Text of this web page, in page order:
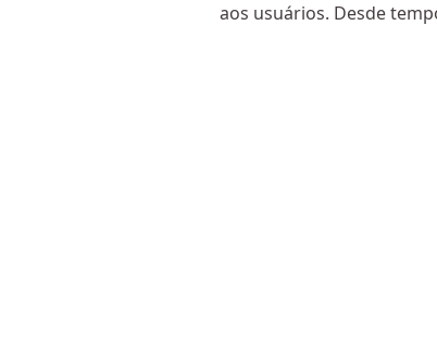
aos usuários. Desde